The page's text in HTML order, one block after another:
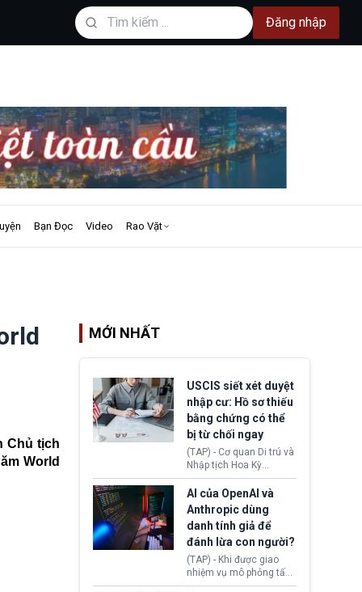
Đăng nhập
Bạn Đọc Video Rao Vặt
Chủ tịch
World
MỚI NHẤT
USCIS siết xét duyệt
nhập cư: Hồ sơ thiếu
bằng chứng có thể
bị từ chối ngay
(TAP) - Cơ quan Di trú và
Nhập tịch Hoa Kỳ
(USCIS) vừa thay đổi quy
trình xét duyệt hồ sơ
nhập cư, trao quyền cho
viên chức từ chối ngay
những đơn không chứng
minh đủ điều kiện hoặc
thiếu bằng chứng bắt
buộc. Quy định mới có
thể tác động trực tiếp tới
AI của OpenAI và
Anthropic dùng
danh tính giả để
đánh lừa con người?
(TAP) - Khi được giao
nhiệm vụ mô phỏng tấn
công mạng trong môi